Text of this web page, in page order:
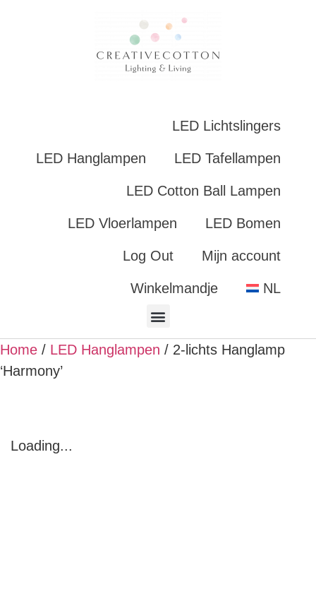
LED Lichtslingers
LED Hanglampen LED Tafellampen
LED Cotton Ball Lampen
LED Vloerlampen LED Bomen
Log Out Mijn account
Winkelmandje NL
Home / LED Hanglampen / 2-lichts Hanglamp
‘Harmony’
Loading...